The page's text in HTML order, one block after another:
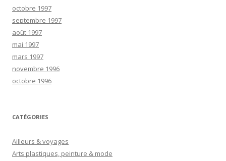
octobre 1997
septembre 1997
août 1997
mai 1997
mars 1997
novembre 1996
octobre 1996
CATÉGORIES
Ailleurs & voyages
Arts plastiques, peinture & mode